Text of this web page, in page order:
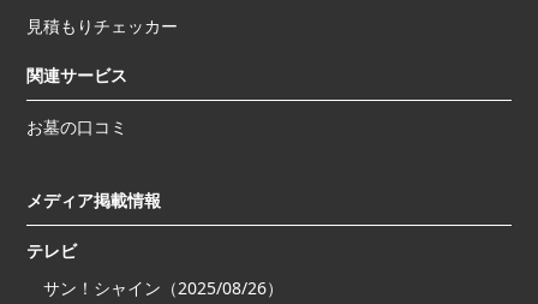
見積もりチェッカー
関連サービス
お墓の口コミ
メディア掲載情報
テレビ
サン！シャイン（2025/08/26）